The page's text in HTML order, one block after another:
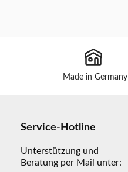
Made in Germany
Service-Hotline
Unterstützung und
Beratung per Mail unter: